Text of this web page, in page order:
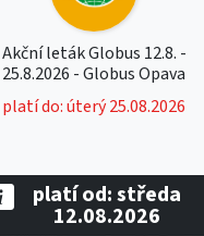
Akční leták Globus 12.8. -
25.8.2026 - Globus Opava
platí do: úterý 25.08.2026
platí od: středa
12.08.2026